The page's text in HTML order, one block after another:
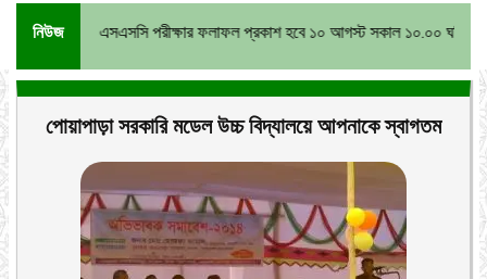
নিউজ
এসএসসি পরীক্ষার ফলাফল প্রকাশ হবে ১০ আগস্ট সকাল ১০.০০ ঘটিকায়।
পোয়াপাড়া সরকারি মডেল উচ্চ বিদ্যালয়ে আপনাকে স্বাগতম